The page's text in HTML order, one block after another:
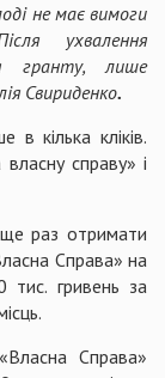
не має вимоги
ухвалення
гранту, лише
Свириденко.
кілька кліків.
справу» і
раз отримати
Справа» на
тис. гривень за
Справа»